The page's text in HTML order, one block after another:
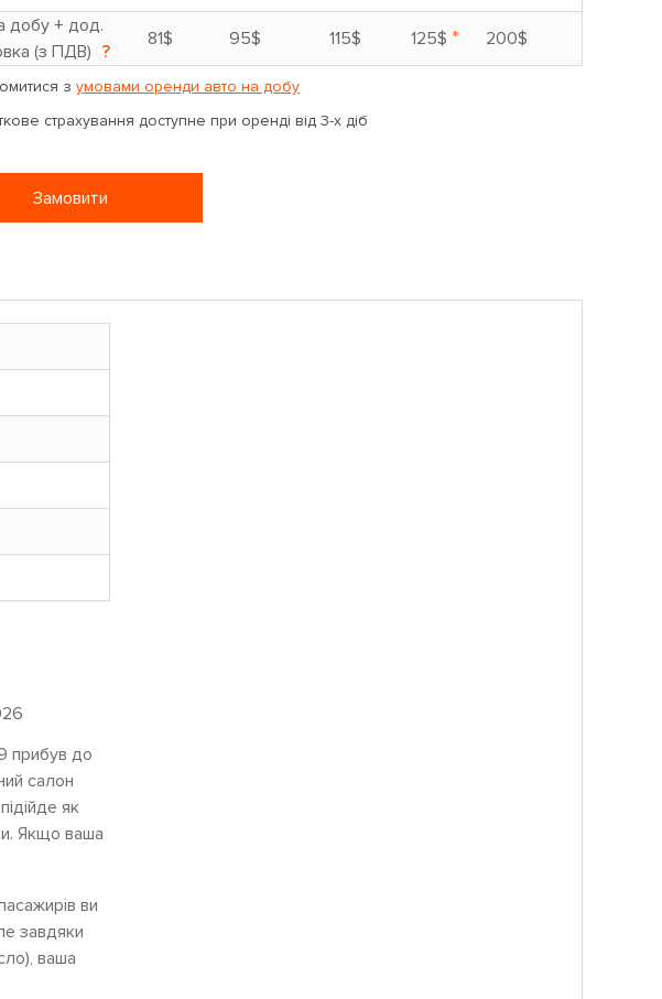
добу + дод.
(з ПДВ) ?
81$ 95$ 115$ 125$ * 200$
з умовами оренди авто на добу
страхування доступне при оренді від 3-х діб
Замовити
прибув до
салон
як
Якщо ваша
ви
завдяки
ваша